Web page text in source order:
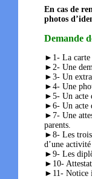
En cas de
photos
Demande
►1- La carte
►2- Une
►3- Un
►4- Une
►5- Un acte
►6- Un acte
►7- Une
parents.
►8- Les trois
d’une
►9- Les
►10-
►11- Notice